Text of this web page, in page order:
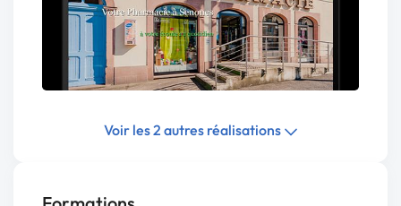
Voir les 2 autres réalisations